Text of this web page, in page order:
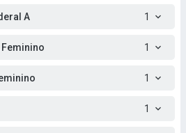
A 1
Feminino 1
1
1